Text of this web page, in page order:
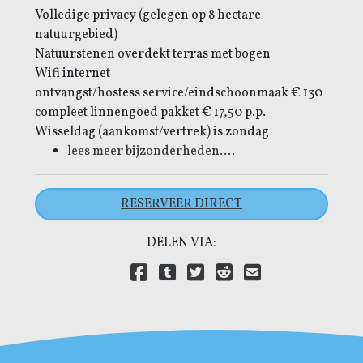
Volledige privacy (gelegen op 8 hectare
natuurgebied)
Natuurstenen overdekt terras met bogen
Wifi internet
ontvangst/hostess service/eindschoonmaak € 130
compleet linnengoed pakket € 17,50 p.p.
Wisseldag (aankomst/vertrek) is zondag
lees meer bijzonderheden....
RESERVEER DIRECT
DELEN VIA:
Delen via LinkedIn
Delen via Facebook
Delen via Tumblr
Delen via Twitter
Delen via Reddit